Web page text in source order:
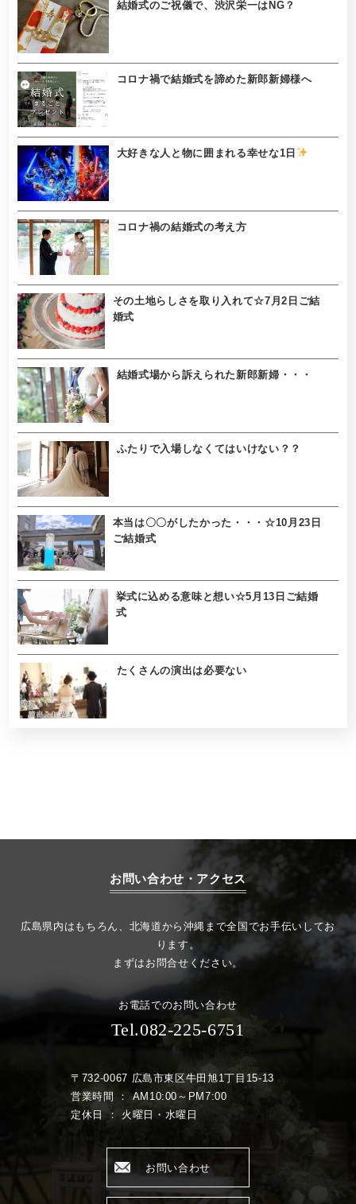
結婚式のご祝儀で、渋沢栄一はNG？
コロナ禍で結婚式を諦めた新郎新婦様へ
大好きな人と物に囲まれる幸せな1日
コロナ禍の結婚式の考え方
その土地らしさを取り入れて☆7月2日ご結
婚式
結婚式場から訴えられた新郎新婦・・・
ふたりで入場しなくてはいけない？？
本当は〇〇がしたかった・・・☆10月23日
ご結婚式
挙式に込める意味と想い☆5月13日ご結婚
式
たくさんの演出は必要ない
お問い合わせ・アクセス
広島県内はもちろん、北海道から沖縄まで全国でお手伝いしてお
ります。
まずはお問合せください。
お電話でのお問い合わせ
Tel.082-225-6751
〒732-0067 広島市東区牛田旭1丁目15-13
営業時間 ： AM10:00～PM7:00
定休日 ： 火曜日・水曜日
お問い合わせ